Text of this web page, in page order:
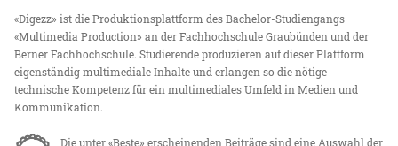
«Digezz» ist die Produktionsplattform des Bachelor-Studiengangs
«Multimedia Production» an der Fachhochschule Graubünden und der
Berner Fachhochschule. Studierende produzieren auf dieser Plattform
eigenständig multimediale Inhalte und erlangen so die nötige
technische Kompetenz für ein multimediales Umfeld in Medien und
Kommunikation.
Die unter «Beste» erscheinenden Beiträge sind eine Auswahl der